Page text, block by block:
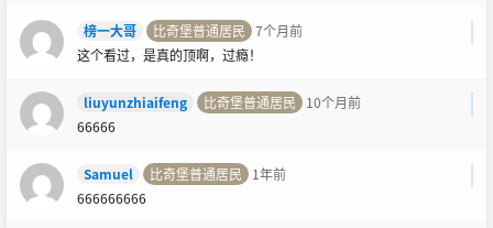
榜一大哥 比奇堡普通居民 7个月前
这个看过，是真的顶啊，过瘾！
liuyunzhiaifeng 比奇堡普通居民
10个月前
66666
Samuel 比奇堡普通居民
1年前
666666666